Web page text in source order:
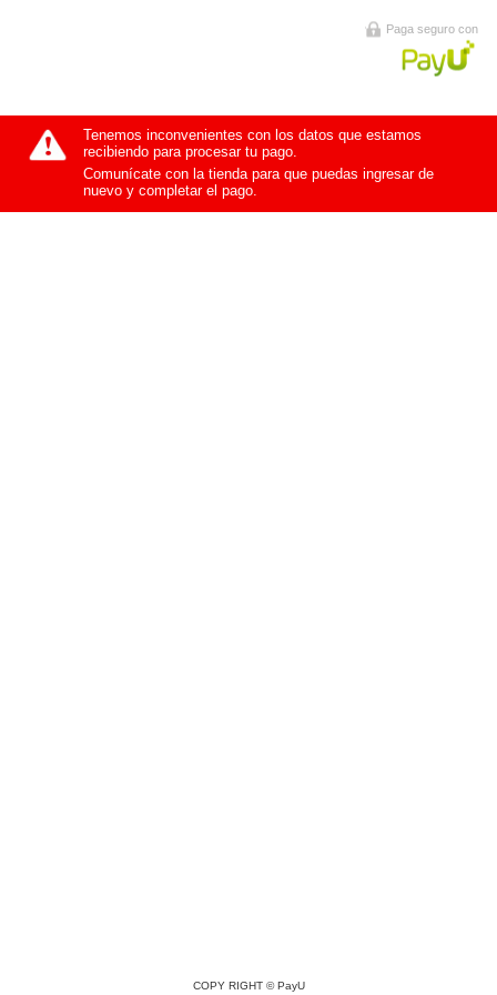
Paga seguro con
Tenemos inconvenientes con los datos que estamos
recibiendo para procesar tu pago.
Comunícate con la tienda para que puedas ingresar de
nuevo y completar el pago.
COPY RIGHT ©PayU